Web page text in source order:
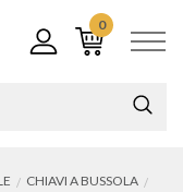
0
CHIAVI A BUSSOLA